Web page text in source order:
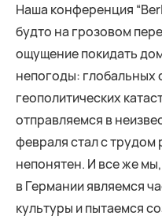
Наша конференция
будто на грозовом
ощущение покидать
непогоды: глобальных
геополитических
отправляемся в
февраля стал с трудом
непонятен. И все же
в Германии являемся
культуры и пытаемся